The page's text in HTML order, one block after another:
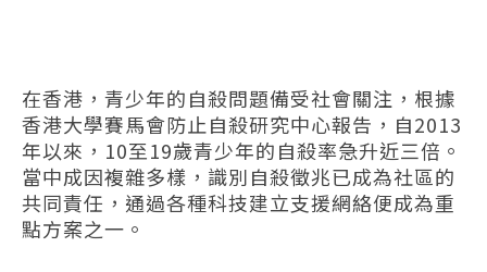
在香港，青少年的自殺問題備受社會關注，根據
香港大學賽馬會防止自殺研究中心報告，自2013
年以來，10至19歲青少年的自殺率急升近三倍。
當中成因複雜多樣，識別自殺徵兆已成為社區的
共同責任，通過各種科技建立支援網絡便成為重
點方案之一。